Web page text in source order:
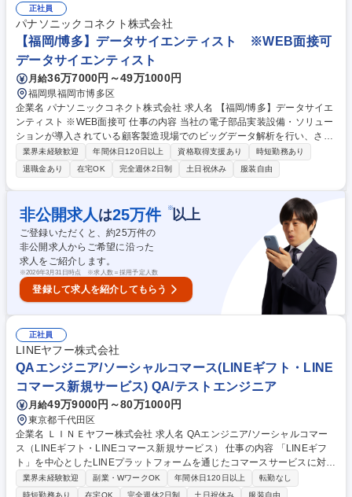
ケーション、データベース、テレビ会議等） ・社内システム企画導入プロ
ジェクト推進 募集職種 [大阪本社/社内SE]世界で3社しかない認証技術保
有/スタンダード上場の安定企業
正社員
パナソニックコネクト株式会社
【福岡/博多】データサイエンティスト ※WEB面接可
データサイエンティスト
月給36万7000円～49万1000円
福岡県福岡市博多区
企業名 パナソニックコネクト株式会社 求人名 【福岡/博多】データサイエ
ンティスト ※WEB面接可 仕事の内容 当社の電子部品実装設備・ソリュー
ションが導入されている顧客製造現場でのビッグデータ解析を行い、さら
なるパフォーマンス向上のため以下のような業務をご担当いただきます。
・データ分析に基づく当社設備・ソリューションのシステム開発 顧客の製
造現場における電子部品実装ラインの稼働データや生産計画データなどを
解析し、人が考える以上の生産計画の自動最適化、トラブル・不良品の自
動予測等、稼働率・スループットの劇的な向上を実現するためのシステム
設計、開発を主導いただきます。 ・組織全体のデータリテラシー向上への
貢献 募集職種 【福岡/博多】データサイエンティスト ※WEB面接可
業界未経験歓迎 年間休日120日以上 資格取得支援あり
時短勤務あり
退職金あり
在宅OK 完全週休2日制 土日祝休み 服装自由
非公開求人 は25万件 ※以上
ご登録いただくと、約25万件の
非公開求人からご希望に沿った
求人をご紹介します。
※2026年3月31日時点 ※求人数＝採用予定人数
登録して求人を紹介してもらう
正社員
LINEヤフー株式会社
QAエンジニア/ソーシャルコマース(LINEギフト・LINE
コマース新規サービス) QA/テストエンジニア
月給49万9000円～80万1000円
東京都千代田区
企業名 ＬＩＮＥヤフー株式会社 求人名 QAエンジニア/ソーシャルコマー
ス（LINEギフト・LINEコマース新規サービス） 仕事の内容 「LINEギフ
ト」を中心としたLINEプラットフォームを通じたコマースサービスに対
し、QA業務のリードを担当いただきます。 【業務内容詳細】■サービスの
特性を考慮した品質目標設定と戦略の策定 ■品質戦略に基づいたテスト計
業界未経験歓迎 副業・WワークOK 年間休日120日以上
転勤なし
時短勤務あり
在宅OK 完全週休2日制 土日祝休み 服装自由